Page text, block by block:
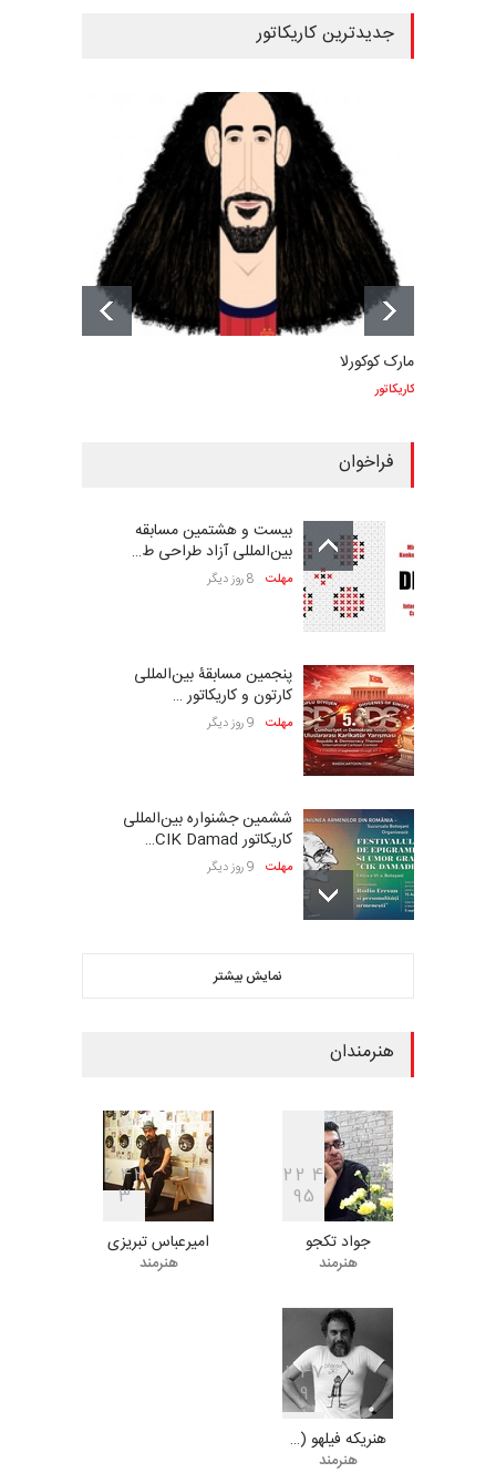
جدیدترین کاریکاتور
مارک کوکورلا
کاریکاتور
فراخوان
بیست و هشتمین مسابقه
بین‌المللی آزاد طراحی ط…
مهلت 8 روز دیگر
پنجمین مسابقۀ بین‌المللی
کارتون و کاریکاتور …
مهلت 9 روز دیگر
ششمین جشنواره بین‌المللی
کاریکاتور CIK Damad…
مهلت 9 روز دیگر
فراخوان مسابقۀ بین‌المللی
کارتون و تصویرگری،…
بیست و هشتمین مسابقه
بین‌المللی کارتون لهستا…
ششمین جشنوارۀ بین‌المللی
کارتون «لبخند دریا»…
دهمین جشنوارۀ بین‌المللی
کارتون گالوی ، ایرل…
مهلت
نمایش بیشتر
هنرمندان
22 4
95
جواد تکجو
هنرمند
642
3
امیرعباس تبریزی
هنرمند
147
9
هنریکه فیلهو (…
هنرمند